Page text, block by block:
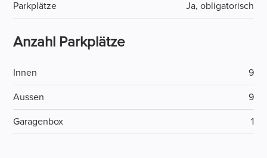
Parkplätze Ja, obligatorisch
Anzahl Parkplätze
Innen 9
Aussen 9
Garagenbox 1